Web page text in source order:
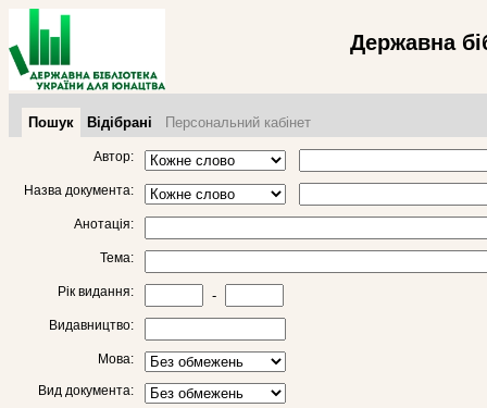
Державна
Пошук Відібрані Персональний кабінет
Автор:
Назва документа:
Анотація:
Тема:
Рік видання: -
Видавництво:
Мова:
Вид документа: